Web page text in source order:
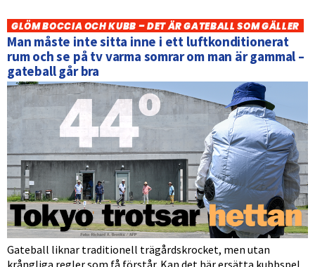
GLÖM BOCCIA OCH KUBB – DET ÄR GATEBALL SOM GÄLLER
Man måste inte sitta inne i ett luftkonditionerat
rum och se på tv varma somrar om man är gammal –
gateball går bra
Gateball liknar traditionell trägårdskrocket, men utan